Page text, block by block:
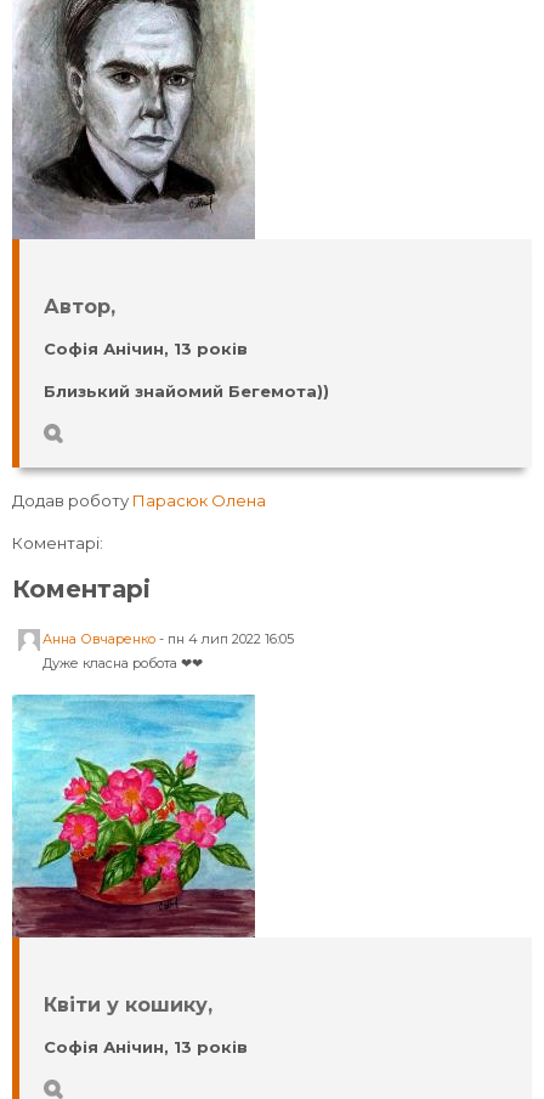
Автор,
Софія Анічин, 13 років
Близький знайомий Бегемота))
Додав роботу Парасюк Олена
Коментарі:
Коментарі
Анна Овчаренко - пн 4 лип 2022 16:05
Дуже класна робота ❤❤
Квіти у кошику,
Софія Анічин, 13 років